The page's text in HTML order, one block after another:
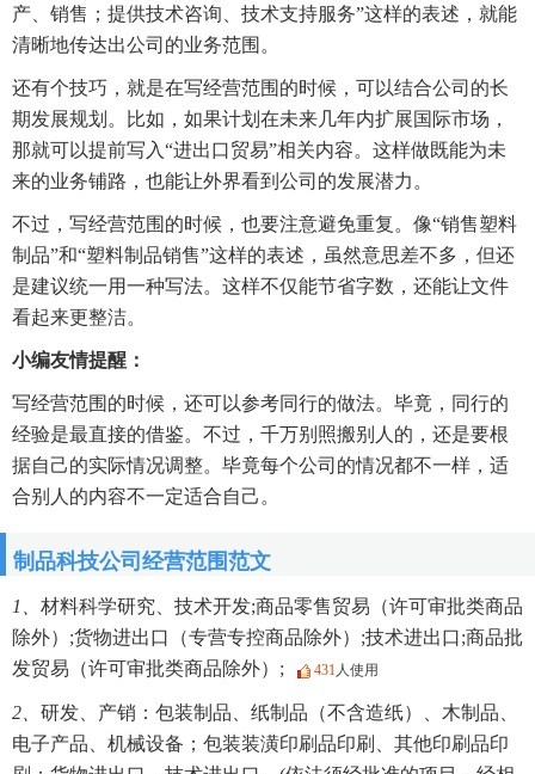
产、销售；提供技术咨询、技术支持服务”这样的表述，就能
清晰地传达出公司的业务范围。
还有个技巧，就是在写经营范围的时候，可以结合公司的长
期发展规划。比如，如果计划在未来几年内扩展国际市场，
那就可以提前写入“进出口贸易”相关内容。这样做既能为未
来的业务铺路，也能让外界看到公司的发展潜力。
不过，写经营范围的时候，也要注意避免重复。像“销售塑料
制品”和“塑料制品销售”这样的表述，虽然意思差不多，但还
是建议统一用一种写法。这样不仅能节省字数，还能让文件
看起来更整洁。
小编友情提醒：
写经营范围的时候，还可以参考同行的做法。毕竟，同行的
经验是最直接的借鉴。不过，千万别照搬别人的，还是要根
据自己的实际情况调整。毕竟每个公司的情况都不一样，适
合别人的内容不一定适合自己。
制品科技公司经营范围范文
1、 材料科学研究、技术开发;商品零售贸易（许可审批类商品
除外）;货物进出口（专营专控商品除外）;技术进出口;商品批
发贸易（许可审批类商品除外）;
431人使用
2、 研发、产销：包装制品、纸制品（不含造纸）、木制品、
电子产品、机械设备；包装装潢印刷品印刷、其他印刷品印